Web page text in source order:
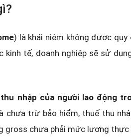
) là khái niệm không được
kinh tế, doanh nghiệp sẽ sử
nhập của người lao động
chưa trừ bảo hiểm, thuế thu
gross chưa phải mức lương